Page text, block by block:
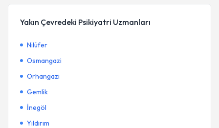
Yakın Çevredeki Psikiyatri Uzmanları
Nilüfer
Osmangazi
Orhangazi
Gemlik
İnegöl
Yıldırım